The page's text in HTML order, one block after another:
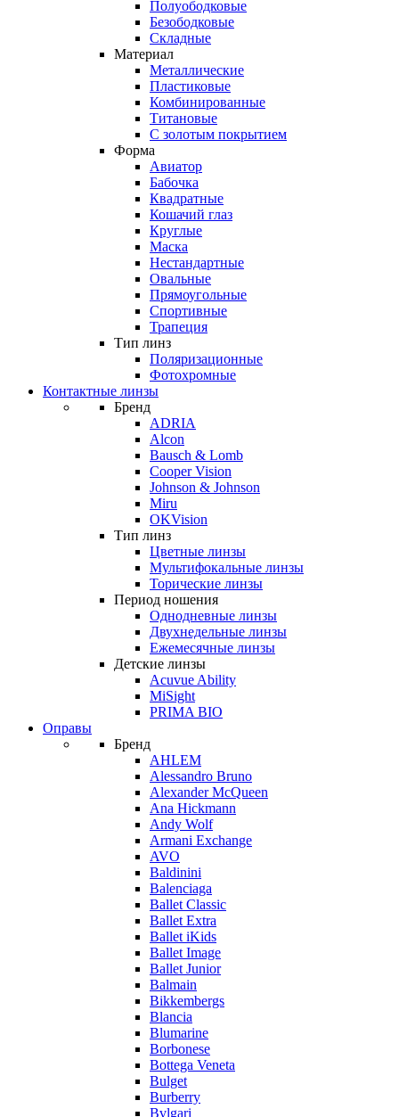
Полуободковые
Безободковые
Складные
Материал
Металлические
Пластиковые
Комбинированные
Титановые
С золотым покрытием
Форма
Авиатор
Бабочка
Квадратные
Кошачий глаз
Круглые
Маска
Нестандартные
Овальные
Прямоугольные
Спортивные
Трапеция
Тип линз
Поляризационные
Фотохромные
Контактные линзы
Бренд
ADRIA
Alcon
Bausch & Lomb
Cooper Vision
Johnson & Johnson
Miru
OKVision
Тип линз
Цветные линзы
Мультифокальные линзы
Торические линзы
Период ношения
Однодневные линзы
Двухнедельные линзы
Ежемесячные линзы
Детские линзы
Acuvue Ability
MiSight
PRIMA BIO
Оправы
Бренд
AHLEM
Alessandro Bruno
Alexander McQueen
Ana Hickmann
Andy Wolf
Armani Exchange
AVO
Baldinini
Balenciaga
Ballet Classic
Ballet Extra
Ballet iKids
Ballet Image
Ballet Junior
Balmain
Bikkembergs
Blancia
Blumarine
Borbonese
Bottega Veneta
Bulget
Burberry
Bvlgari